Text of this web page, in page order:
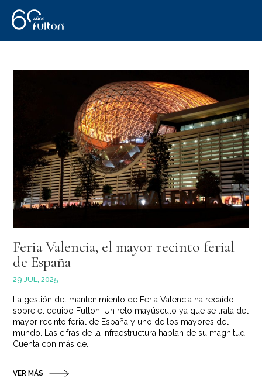
Feria Valencia, el mayor recinto ferial
de España
29 JUL, 2025
La gestión del mantenimiento de Feria Valencia ha recaído
sobre el equipo Fulton. Un reto mayúsculo ya que se trata del
mayor recinto ferial de España y uno de los mayores del
mundo. Las cifras de la infraestructura hablan de su magnitud.
Cuenta con más de...
VER MÁS